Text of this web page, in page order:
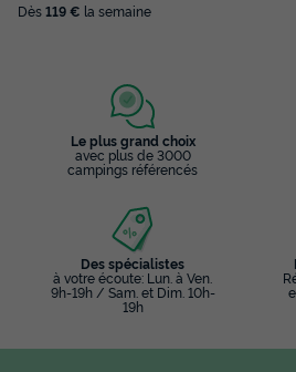
Dès119 € la semaine
Le plus grand choix
avec plus de 3000
campings référencés
Des spécialistes
à votre écoute: Lun. à Ven.
9h-19h / Sam. et Dim. 10h-
19h